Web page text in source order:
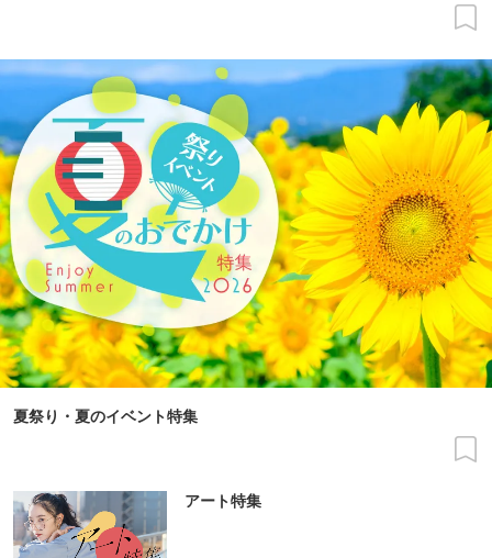
夏祭り・夏のイベント特集
アート特集